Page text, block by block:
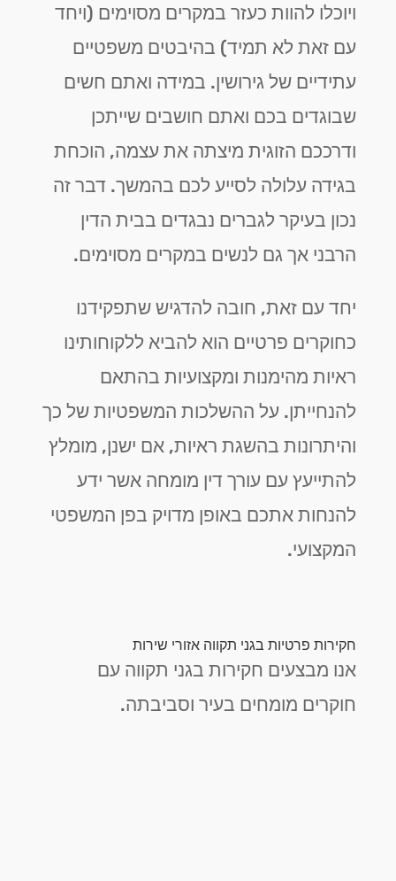
ויוכלו להוות כעזר במקרים מסוימים (ויחד
עם זאת לא תמיד) בהיבטים משפטיים
עתידיים של גירושין. במידה ואתם חשים
שבוגדים בכם ואתם חושבים שייתכן
ודרככם הזוגית מיצתה את עצמה, הוכחת
בגידה עלולה לסייע לכם בהמשך. דבר זה
נכון בעיקר לגברים נבגדים בבית הדין
הרבני אך גם לנשים במקרים מסוימים.
יחד עם זאת, חובה להדגיש שתפקידנו
כחוקרים פרטיים הוא להביא ללקוחותינו
ראיות מהימנות ומקצועיות בהתאם
להנחייתן. על ההשלכות המשפטיות של כך
והיתרונות בהשגת ראיות, אם ישנן, מומלץ
להתייעץ עם עורך דין מומחה אשר ידע
להנחות אתכם באופן מדויק בפן המשפטי
המקצועי.
חקירות פרטיות בגני תקווה אזורי שירות
אנו מבצעים חקירות בגני תקווה עם
חוקרים מומחים בעיר וסביבתה.